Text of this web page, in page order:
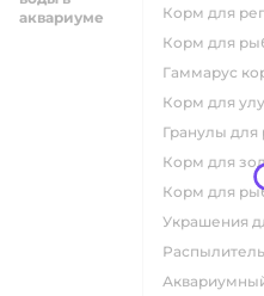
аквариуме
корм для
корм для
гаммарус
корм для
гранулы
корм для
корм для
украшения